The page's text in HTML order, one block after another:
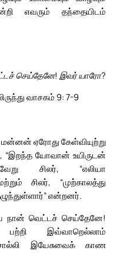
எவரும் தந்தையிடம்
செய்தேனே! இவர் யாரோ?
வாசகம் 9: 7-9
மன்னன் ஏரோது கேள்வியுற்று
“இறந்த யோவான் உயிருடன்
சிலர், “எலியா
சிலர், “முற்காலத்து
என்றனர்.
நான் வெட்டச் செய்தேனே!
இவ்வாறெல்லாம்
இயேசுவைக் காண